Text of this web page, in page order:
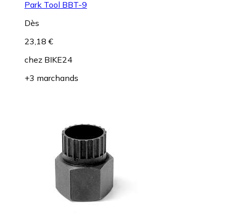
Park Tool BBT-9
Dès
23,18 €
chez BIKE24
+3 marchands